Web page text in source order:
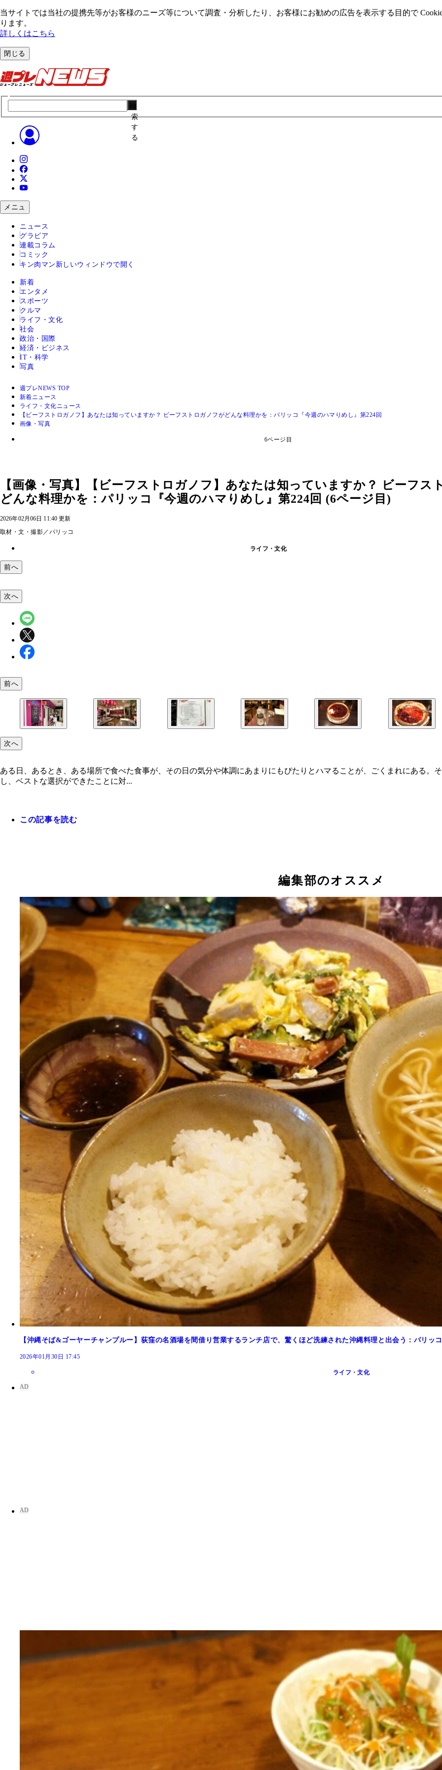
当サイトでは当社の提携先等がお客様のニーズ等について調査・分析したり、お客様にお勧めの広告を表⽰する⽬的で
ります。
詳しくはこちら
閉じる
索
す
る
メニュ
ニュース
グラビア
連載コラム
コミック
キン肉マン 新しいウィンドウで開く
新着
エンタメ
スポーツ
クルマ
ライフ・文化
社会
政治・国際
経済・ビジネス
IT・科学
写真
週プレNEWS TOP
新着ニュース
ライフ・文化ニュース
【ビーフストロガノフ】あなたは知っていますか？ ビーフストロガノフがどんな料理かを：パリッコ『今週のハマりめし』第224回
画像・写真
6ページ目
【画像・写真】【ビーフストロガノフ】あなたは知っていますか？ ビーフス
どんな料理かを：パリッコ『今週のハマりめし』第224回 (6ページ目)
2026年02月06日 11:40 更新
取材・文・撮影／パリッコ
ライフ・文化
前へ
「Cafe RUSSIA」
店内
おすすめの組み合わせ
ウォッカで乾杯
「ボルシチ（ハーフサイズ）」
とても美味しい
これがビーフストロガノフ！
恍惚のストロガノフタイム
サービスのデザート
次へ
前へ
次へ
ある日、あるとき、ある場所で食べた食事が、その日の気分や体調にあまりにもぴたりとハマることが、ごくまれにある。
し、ベストな選択ができたことに対...
この記事を読む
編集部のオススメ
【沖縄そば&ゴーヤーチャンプルー】荻窪の名酒場を間借り営業するランチ店で、驚くほど洗練された沖縄料理と出会う：パリッ
2026年01月30日 17:45
ライフ・文化